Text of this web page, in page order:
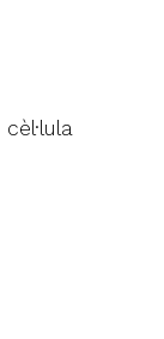
cèl·lula